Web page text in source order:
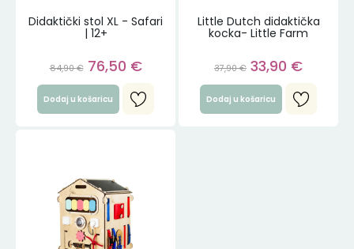
Didaktički stol XL - Safari
| 12+
84,90€ 76,50 €
Dodaj u košaricu
Little Dutch didaktička
kocka- Little Farm
37,90€ 33,90 €
Dodaj u košaricu